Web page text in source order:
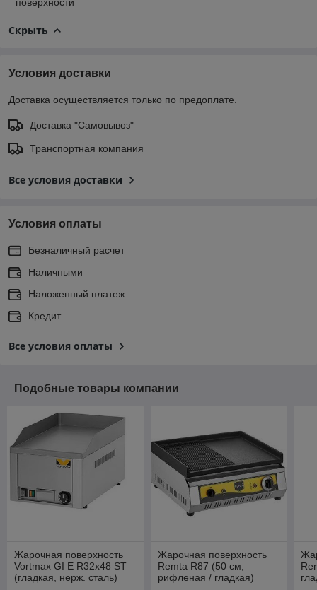
Скрыть
Условия доставки
Доставка осуществляется только по предоплате.
Доставка "Самовывоз"
Транспортная компания
Все условия доставки
Условия оплаты
Безналичный расчет
Наличными
Наложенный платеж
Кредит
Все условия оплаты
Подобные товары компании
Жарочная поверхность
Vortmax GI E R32x48 ST
(гладкая, нерж. сталь)
Жарочная поверхность
Remta R87 (50 см,
рифленая / гладкая)